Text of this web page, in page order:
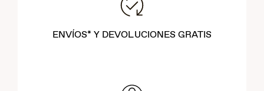
ENVÍOS* Y DEVOLUCIONES GRATIS